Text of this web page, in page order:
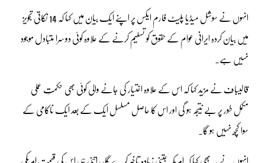
انہوں نے سوشل میڈیا پلیٹ فارم ایکس پر اپنے ایک بیان میں کہا کہ 14 نکاتی تجویز
میں بیان کردہ ایرانی عوام کے حقوق کو تسلیم کرنے کے علاوہ کوئی دوسرا متبادل موجود
نہیں ہے۔
قالیباف نے مزید کہا کہ اس کے علاوہ اختیار کی جانے والی کوئی بھی حکمتِ عملی
مکمل طور پر بے نتیجہ ہو گی اور اس کا حاصل مسلسل ایک کے بعد ایک ناکامی کے
سوا کچھ نہیں ہو گا۔